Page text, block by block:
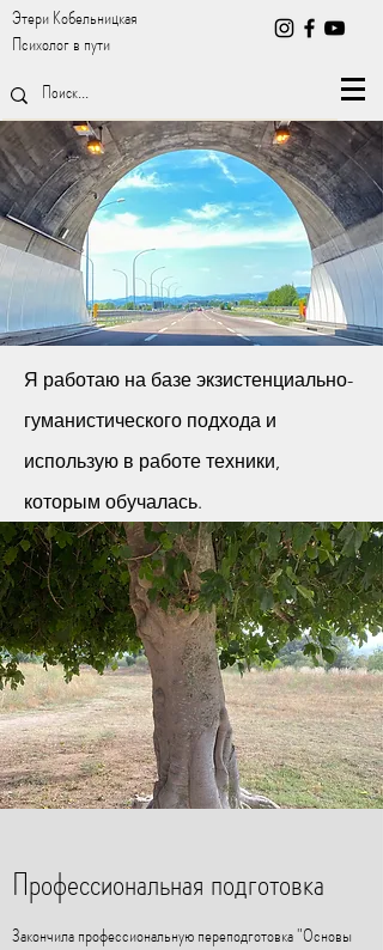
Этери Кобельницкая
Психолог в пути
Я работаю на базе экзистенциально-
гуманистического подхода и
использую в работе техники,
которым обучалась.
Профессиональная подготовка
Закончила профессиональную переподготовка "Основы